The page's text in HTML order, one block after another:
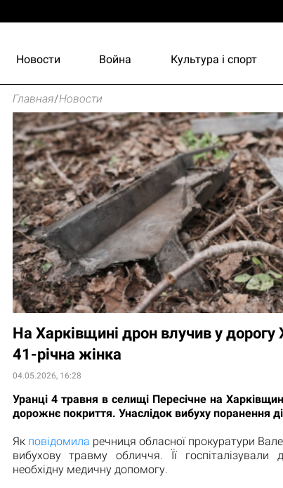
Новости Война Культура і спорт
Главная/Новости
На Харківщині дрон влучив у
41-річна жінка
04.05.2026, 16:28
Уранці 4 травня в селищі Пересічне на
дорожнє покриття. Унаслідок вибуху поранення
Як повідомила речниця обласної прокуратури
вибухову травму обличчя. Її
необхідну медичну допомогу.